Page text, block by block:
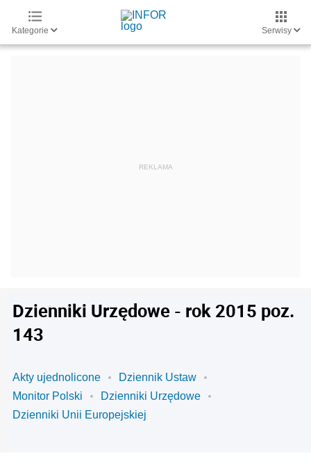
Kategorie Serwisy
Dzienniki Urzędowe - rok 2015 poz.
143
Akty ujednolicone
Dziennik Ustaw
Monitor Polski
Dzienniki Urzędowe
Dzienniki Unii Europejskiej